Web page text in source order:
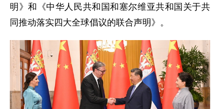
明》和《中华人民共和国和塞尔维亚共和国关于共
同推动落实四大全球倡议的联合声明》。